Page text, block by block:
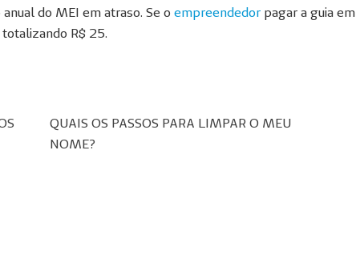
do MEI em atraso. Se o empreendedor pagar a guia em
R$ 25.
QUAIS OS PASSOS PARA LIMPAR O MEU
NOME?